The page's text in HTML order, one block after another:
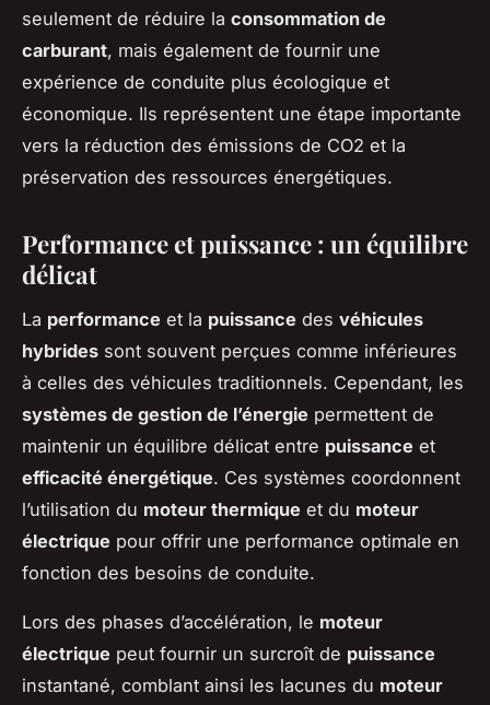
seulement de réduire la consommation de
carburant, mais également de fournir une
expérience de conduite plus écologique et
économique. Ils représentent une étape importante
vers la réduction des émissions de CO2 et la
préservation des ressources énergétiques.
Performance et puissance : un équilibre
délicat
La performance et la puissance des véhicules
hybrides sont souvent perçues comme inférieures
à celles des véhicules traditionnels. Cependant, les
systèmes de gestion de l’énergie permettent de
maintenir un équilibre délicat entre puissance et
efficacité énergétique. Ces systèmes coordonnent
l’utilisation du moteur thermique et du moteur
électrique pour offrir une performance optimale en
fonction des besoins de conduite.
Lors des phases d’accélération, le moteur
électrique peut fournir un surcroît de puissance
instantané, comblant ainsi les lacunes du moteur